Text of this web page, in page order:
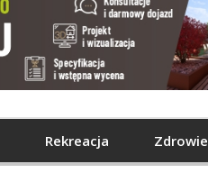
Rekreacja Zdrowie